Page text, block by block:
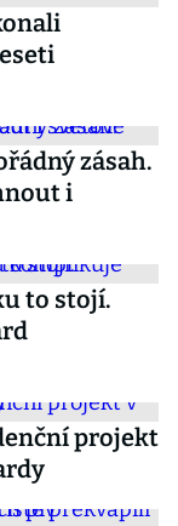
zásah.
i
to stojí.
projekt